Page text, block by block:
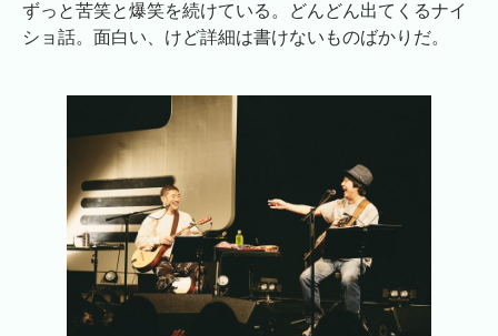
ずっと苦笑と爆笑を続けている。どんどん出てくるナイ
ショ話。面白い、けど詳細は書けないものばかりだ。